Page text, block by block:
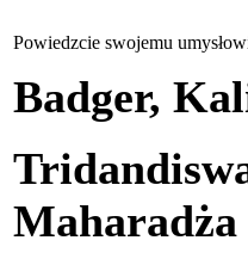
Powiedzcie swojemu
Badger,
Maharadża